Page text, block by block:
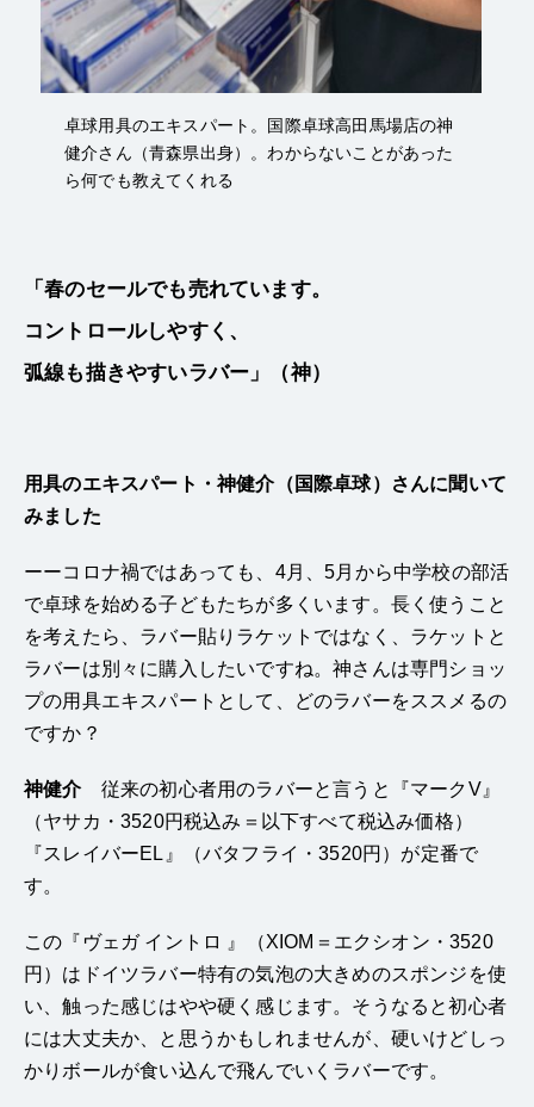
卓球用具のエキスパート。国際卓球高田馬場店の神
健介さん（青森県出身）。わからないことがあった
ら何でも教えてくれる
「春のセールでも売れています。
コントロールしやすく、
弧線も描きやすいラバー」（神）
用具のエキスパート・神健介（国際卓球）さんに聞いて
みました
ーーコロナ禍ではあっても、4月、5月から中学校の部活
で卓球を始める子どもたちが多くいます。長く使うこと
を考えたら、ラバー貼りラケットではなく、ラケットと
ラバーは別々に購入したいですね。神さんは専門ショッ
プの用具エキスパートとして、どのラバーをススメるの
ですか？
神健介従来の初心者用のラバーと言うと『マークV』
（ヤサカ・3520円税込み＝以下すべて税込み価格）
『スレイバーEL』（バタフライ・3520円）が定番で
す。
この『ヴェガ イントロ 』（XIOM＝エクシオン・3520
円）はドイツラバー特有の気泡の大きめのスポンジを使
い、触った感じはやや硬く感じます。そうなると初心者
には大丈夫か、と思うかもしれませんが、硬いけどしっ
かりボールが食い込んで飛んでいくラバーです。